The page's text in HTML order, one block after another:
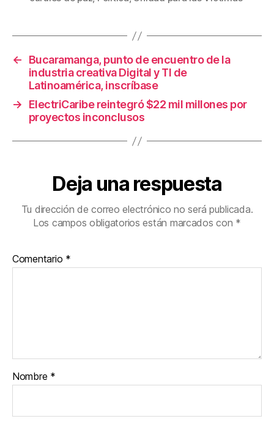
e
o
k
er
e
p
tir
←
Bucaramanga, punto de encuentro de la
industria creativa Digital y TI de
Latinoamérica, inscríbase
→
ElectriCaribe reintegró $22 mil millones por
proyectos inconclusos
Deja una respuesta
Tu dirección de correo electrónico no será publicada.
Los campos obligatorios están marcados con *
Comentario *
Nombre *